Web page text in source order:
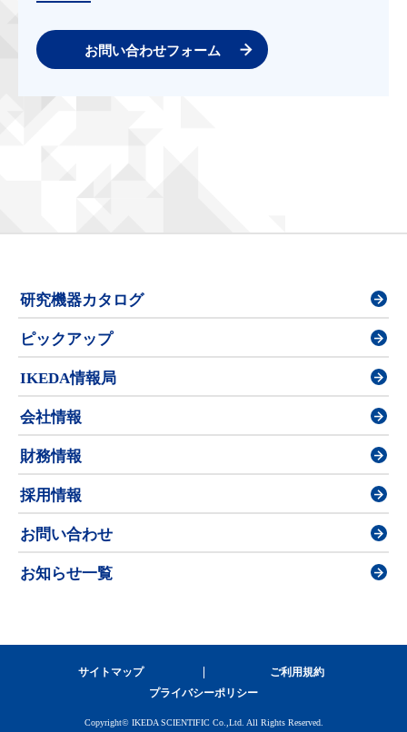
お問い合わせフォーム
研究機器カタログ
ピックアップ
IKEDA情報局
会社情報
財務情報
採用情報
お問い合わせ
お知らせ一覧
サイトマップ
ご利用規約
プライバシーポリシー
Copyright© IKEDA SCIENTIFIC Co.,Ltd. All Rights Reserved.